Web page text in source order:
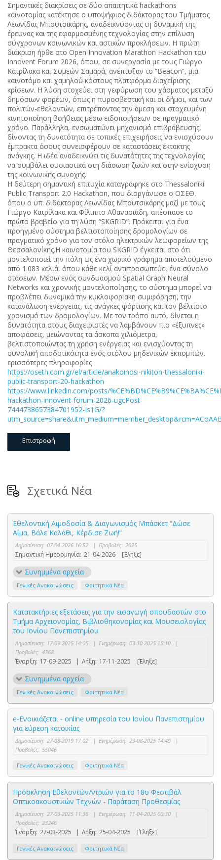
Σημαντικές διακρίσεις σε δύο απαιτητικά hackathons
καινοτομίας κατέκτησε ο υποψήφιος διδάκτορας του Τμήματος
Λεωνίδας Μπουτσικάρης, αναδεικνύοντας τη δυναμική της
έρευνας και της εφαρμοσμένης τεχνολογίας στην επίλυση
σύγχρονων κοινωνικών και αστικών προκλήσεων. Η πρώτη
διάκριση ήρθε στο Open Innovation Marathon Hackathon του
Innovent Forum 2026, όπου, σε συνεργασία με τους Γιώργο
Κατρίλακα και Συμεών Σαμαρά, ανέπτυξαν το “Beacon”, μια
καινοτόμο και χαμηλού κόστους πλατφόρμα διαχείρισης
κρίσεων. Η λύση στοχεύει στη γεφύρωση του χάσματος μεταξύ
δημόσιων φορέων, όπως η πυροσβεστική και οι δήμοι, και των
πολιτών-εθελοντών, επιτρέποντας την άμεση και στοχευμένη
κινητοποίηση βοήθειας μέσω ειδοποιήσεων σε πραγματικό
χρόνο. Παράλληλα, ενσωματώνει μηχανισμό επιβράβευσης,
δίνοντας τη δυνατότητα σε τοπικές επιχειρήσεις να ενισχύσουν
έμπρακτα όσους συνεισφέρουν σε καταστάσεις έκτακτης
ανάγκης. Η ιδέα αναδεικνύει τις δυνατότητες της τεχνολογίας
να συμβάλει ουσιαστικά στη διάσωση ζωών και στην ενίσχυση
της κοινωνικής συνοχής.
Η δεύτερη σημαντική επιτυχία καταγράφηκε στο Thessaloniki
Public Transport 2.0 Hackathon, που διοργάνωσε ο ΟΣΕΘ,
όπου ο υπ. διδάκτορας Λεωνίδας Μπουτσικάρης μαζί με τους
Γιώργο Κατρίλακα και Φίλιππο Αθανασιάδη, απέσπασε το
πρώτο βραβείο για τη λύση “SKGRID”. Πρόκειται για ένα
προηγμένο σύστημα βελτιστοποίησης δρομολογίων σε
πραγματικό χρόνο για τον στόλο ηλεκτρικών λεωφορείων της
Θεσσαλονίκης.Η καινοτομία του SKGRID έγκειται στο ότι
μοντελοποιεί την πόλη ως ένα χωρικό γράφημα αποτελούμενο
από 1.083 κελιά, όπου κάθε κελί αντιπροσωπεύει ένα σύνολο
στάσεων. Μέσω ενός συνδυασμού Spatial Graph Neural
Networks και χρονικής μοντελοποίησης, το σύστημα μπορεί να
προβλέπει δυναμικά την κυκλοφοριακή συμφόρηση, την
κατανάλωση ενέργειας, τις ανάγκες φόρτισης και τον βέλτιστο
χρονισμό των δρομολογίων. Με τον τρόπο αυτό, δίνεται η
δυνατότητα στους διαχειριστές να λαμβάνουν πιο «έξυπνες»
αποφάσεις, μειώνοντας τα άσκοπα χιλιόμετρα,
βελτιστοποιώντας τη χρήση ενέργειας και ενισχύοντας τη
συνολική αποδοτικότητα ενός στόλου μηδενικών εκπομπών.
ερισσότερες πληροφορίες
https://oseth.com.gr/el/article/anakoinosi-nikiton-thessaloniki-
public-transport-20-hackathon
https://www.linkedin.com/posts/
hackathon-innovent-forum-2026-ugcPost-
7444738657384701952-Is1G/?
Επιστροφή
Σχετικά Νέα
Εθελοντική Αιμοδοσία & Διαγωνισμός Μπάσκετ “Δώσε
Αίμα, Βάλε Καλάθι, Κέρδισε Ζωή!”
Δημοσίευση: 07-04-2026 16:52 | Προβολές: 2025
Σημαντική Ημερομηνία: 21-04-2026 [Έληξε]
Συνημμένα αρχεία
Γενικές Ανακοινώσεις Φοιτητικά Νέα
Κατατακτήριες εξετάσεις για την εισαγωγή σπουδαστών στο
Τμήμα Αρχειονομίας, Βιβλιοθηκονομίας και Μουσειολογίας
του Ιονίου Πανεπιστημίου
Δημοσίευση: 17-09-2025 14:05 | Ενημέρωση: 03-10-2025 15:10
|
Προβολές: 4368
Έναρξη: 17-09-2025 | Λήξη: 17-11-2025 [Έληξε]
Συνημμένα αρχεία
Γενικές Ανακοινώσεις Φοιτητικά Νέα
e-Ενοικιάζεται - online υπηρεσία του Ιονίου Πανεπιστημίου
για εύρεση κατοικίας
Δημοσίευση: 27-08-2019 17:02 | Ενημέρωση: 29-08-2025 14:49
|
Προβολές: 55046
Γενικές Ανακοινώσεις Φοιτητικά Νέα
Πρόσκληση Εθελοντών/ντριών για το 18ο Φεστιβάλ
Οπτικοακουστικών Τεχνών - Παράταση Προθεσμίας
Δημοσίευση: 27-03-2025 11:36 | Ενημέρωση: 11-04-2025 00:30
|
Προβολές: 23246
Έναρξη: 27-03-2025 | Λήξη: 25-04-2025 [Έληξε]
Γενικές Ανακοινώσεις Φοιτητικά Νέα